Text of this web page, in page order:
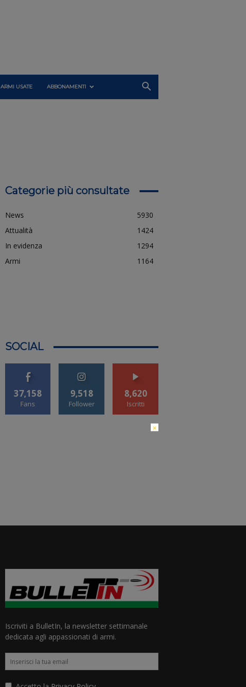
ARMI USATE ABBONAMENTI
Categorie più consultate
News
5930
Attualità
1424
In evidenza
1294
Armi
1164
SOCIAL
37,158
Fans
9,518
Follower
8,620
Iscritti
Iscriviti a BulletIn, la newsletter settimanale
dedicata agli appassionati di armi.
×